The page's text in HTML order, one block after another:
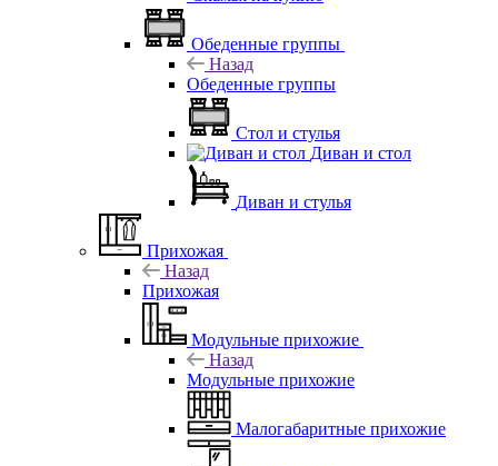
Обеденные группы
Назад
Обеденные группы
Стол и стулья
Диван и стол
Диван и стулья
Прихожая
Назад
Прихожая
Модульные прихожие
Назад
Модульные прихожие
Малогабаритные прихожие